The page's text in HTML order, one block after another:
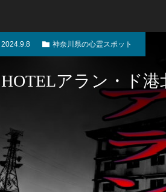
2024.9.8 神奈川県の心霊スポット
HOTELアラン・ド